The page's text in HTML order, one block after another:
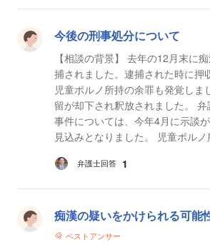
今後の刑事処分について
【相談の背景】 去年の12月末に
捕されました。逮捕された時に押
児童ポルノ所持の余罪も発覚しま
留が却下され釈放されました。 弁護士に依頼し、 痴漢
事件については、今年4月に示談
見込みとなりました。 児童ポル
弁護士回答 1
痴漢の疑いをかけられる可能
ベストアンサー